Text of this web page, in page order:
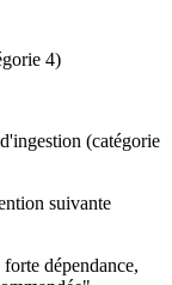
4)
(catégorie
suivante
dépendance,